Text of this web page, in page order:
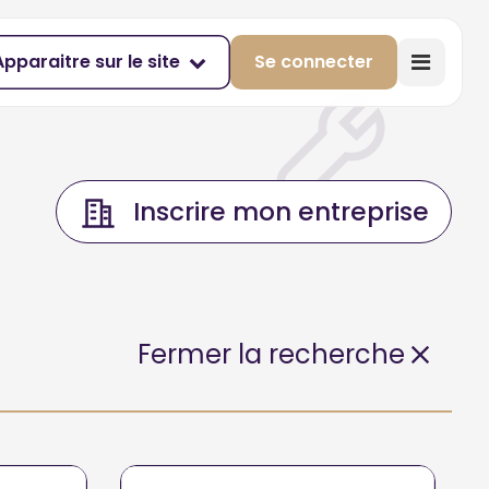
sur le site Se connecter
Inscrire mon entreprise
Fermer la recherche